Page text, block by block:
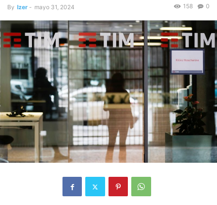
By Izer - mayo 31, 2024 0
158